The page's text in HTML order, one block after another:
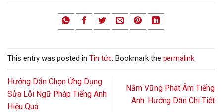
This entry was posted in Tin tức. Bookmark the permalink.
Hướng Dẫn Chọn Ứng Dụng
Sửa Lỗi Ngữ Pháp Tiếng Anh
Hiệu Quả
Nắm Vững Phát Âm Tiếng
Anh: Hướng Dẫn Chi Tiết